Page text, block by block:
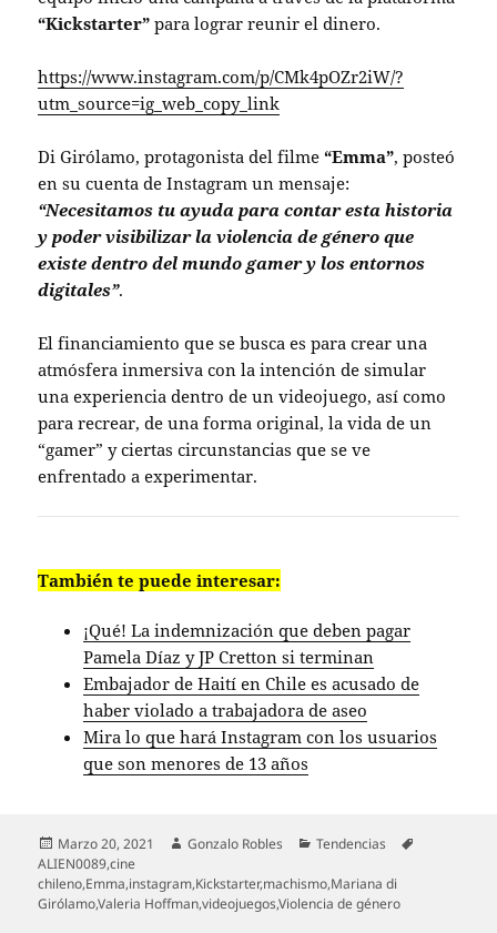
“Kickstarter” para lograr reunir el dinero.
https://www.instagram.com/p/CMk4pOZr2iW/?
utm_source=ig_web_copy_link
Di Girólamo, protagonista del filme“Emma”, posteó
en su cuenta de Instagram un mensaje:
“Necesitamos tu ayuda para contar esta historia
y poder visibilizar la violencia de género que
existe dentro del mundo gamer y los entornos
digitales”.
El financiamiento que se busca es para crear una
atmósfera inmersiva con la intención de simular
una experiencia dentro de un videojuego, así como
para recrear, de una forma original, la vida de un
“gamer” y ciertas circunstancias que se ve
enfrentado a experimentar.
También te puede interesar:
¡Qué! La indemnización que deben pagar
Pamela Díaz y JP Cretton si terminan
Embajador de Haití en Chile es acusado de
haber violado a trabajadora de aseo
Mira lo que hará Instagram con los usuarios
que son menores de 13 años
Publicado
el
Marzo 20, 2021 Autor
Gonzalo Robles Categorías
Tendencias
ALIEN0089,cine
chileno,Emma,instagram,Kickstarter,machismo,Mariana di
Girólamo,Valeria Hoffman,videojuegos,Violencia de género